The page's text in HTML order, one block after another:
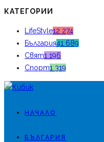
КАТЕГОРИИ
LifeStyle12 274
България41 689
Свят1 196
Спорт1 319
НАЧАЛО
БЪЛГАРИЯ